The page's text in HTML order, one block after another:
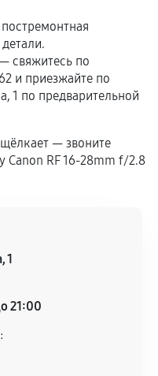
может
если
по
не имеют внешних
деталей
не несет.
свяжитесь по
и приезжайте по
1 по предварительной
— звоните
RF 16‑28mm f/2.8
1
21:00